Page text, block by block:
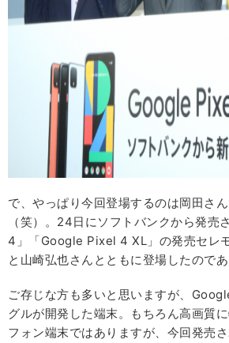
で、やっぱり今回登場するのは岡田さ
（笑）。24日にソフトバンクから発
4」「Google Pixel 4 XL」の発売セレ
と山崎弘也さんとともに登場したのであ
ご存じな方も多いと思いますが、
グルが開発した端末。もちろん高画質
フォン端末ではありますが、今回発売